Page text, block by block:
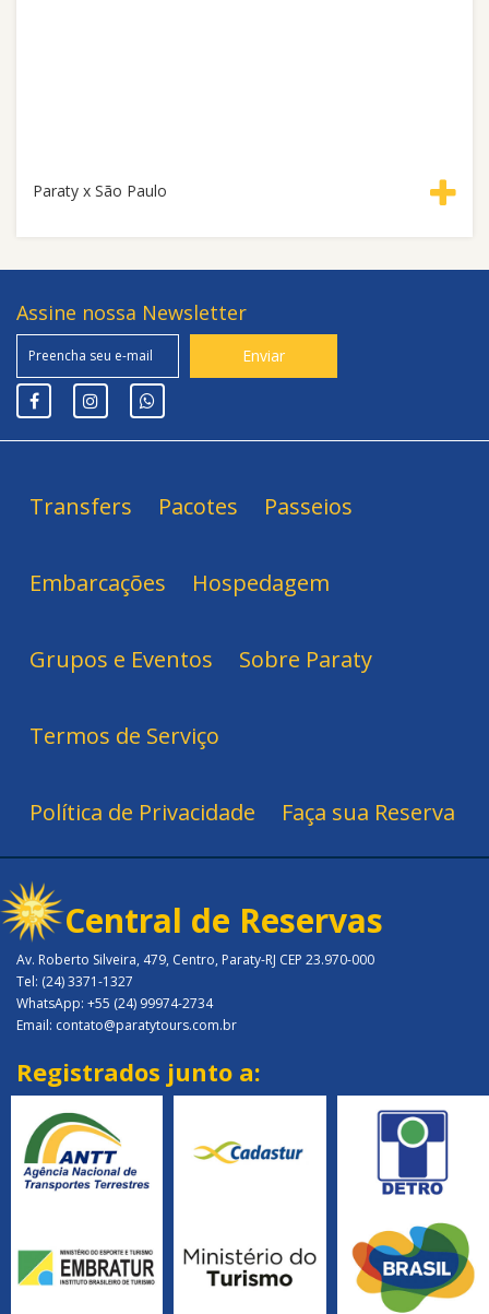
Paraty x São Paulo
Assine nossa Newsletter
Transfers Pacotes Passeios
Embarcações Hospedagem
Grupos e Eventos Sobre Paraty
Termos de Serviço
Política de Privacidade Faça sua Reserva
Central de Reservas
Av. Roberto Silveira, 479, Centro, Paraty-RJ CEP 23.970-000
Tel: (24) 3371-1327
WhatsApp: +55 (24) 99974-2734
Email: contato@paratytours.com.br
Registrados junto a: